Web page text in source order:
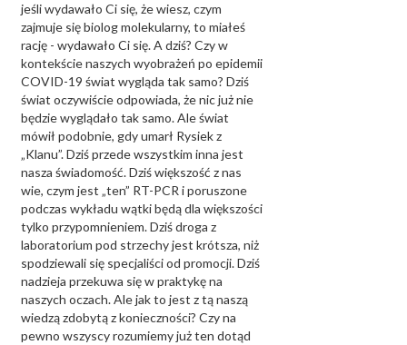
jeśli wydawało Ci się, że wiesz, czym
zajmuje się biolog molekularny, to miałeś
rację - wydawało Ci się. A dziś? Czy w
kontekście naszych wyobrażeń po epidemii
COVID-19 świat wygląda tak samo? Dziś
świat oczywiście odpowiada, że nic już nie
będzie wyglądało tak samo. Ale świat
mówił podobnie, gdy umarł Rysiek z
„Klanu”. Dziś przede wszystkim inna jest
nasza świadomość. Dziś większość z nas
wie, czym jest „ten” RT-PCR i poruszone
podczas wykładu wątki będą dla większości
tylko przypomnieniem. Dziś droga z
laboratorium pod strzechy jest krótsza, niż
spodziewali się specjaliści od promocji. Dziś
nadzieja przekuwa się w praktykę na
naszych oczach. Ale jak to jest z tą naszą
wiedzą zdobytą z konieczności? Czy na
pewno wszyscy rozumiemy już ten dotąd